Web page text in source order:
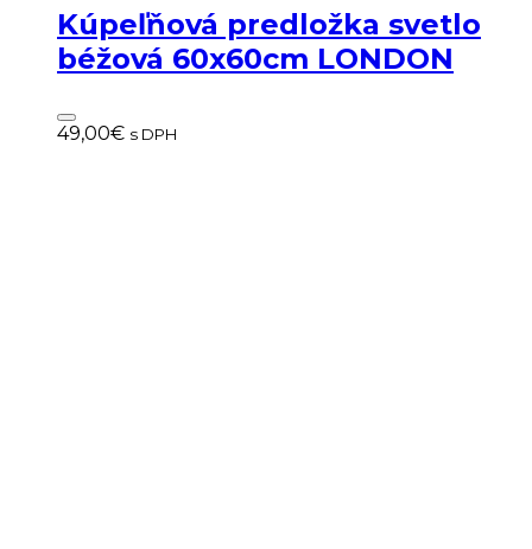
Kúpeľňová predložka svetlo
béžová 60x60cm LONDON
49,00€ s DPH